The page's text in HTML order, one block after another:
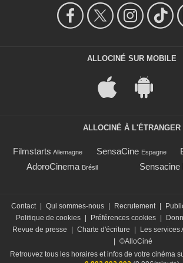
ALLOCINÉ SUR MOBILE
ALLOCINÉ À L'ÉTRANGER
Filmstarts Allemagne SensaCine Espagne
AdoroCinema Brésil Sensacine
Contact Qui sommes-nous Recrutement
Politique de cookies
Préférences cookies
Revue de presse
Charte d'écriture Les services
©AlloCiné
Retrouvez tous les horaires et infos de votre cinéma